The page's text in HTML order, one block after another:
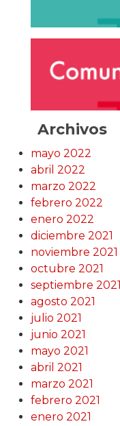
Archivos
mayo 2022
abril 2022
marzo 2022
febrero 2022
enero 2022
diciembre 2021
noviembre 2021
octubre 2021
septiembre 2021
agosto 2021
julio 2021
junio 2021
mayo 2021
abril 2021
marzo 2021
febrero 2021
enero 2021